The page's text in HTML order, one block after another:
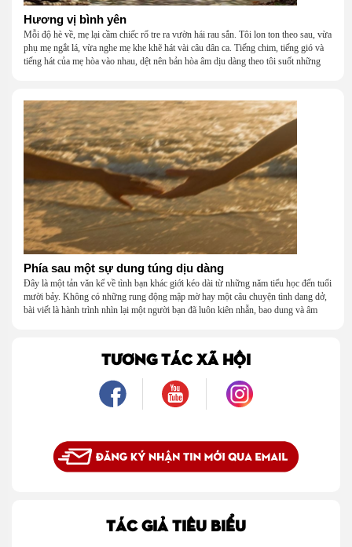
Hương vị bình yên
Mỗi độ hè về, mẹ lại cầm chiếc rổ tre ra vườn hái rau sắn. Tôi lon ton theo sau, vừa
phụ mẹ ngắt lá, vừa nghe mẹ khe khẽ hát vài câu dân ca. Tiếng chim, tiếng gió và
tiếng hát của mẹ hòa vào nhau, dệt nên bản hòa âm dịu dàng theo tôi suốt những
Phía sau một sự dung túng dịu dàng
Đây là một tản văn kể về tình bạn khác giới kéo dài từ những năm tiểu học đến tuổi
mười bảy. Không có những rung động mập mờ hay một câu chuyện tình dang dở,
bài viết là hành trình nhìn lại một người bạn đã luôn kiên nhẫn, bao dung và âm
là một mối tình, mà là một người luôn cho tôi quyền được là chính mình.
TƯƠNG TÁC XÃ HỘI
TÁC GIẢ TIÊU BIỂU